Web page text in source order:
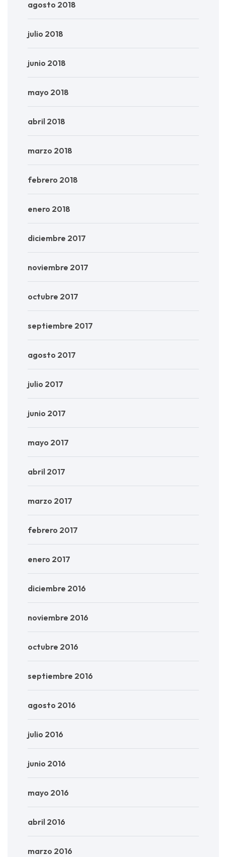
agosto 2018
julio 2018
junio 2018
mayo 2018
abril 2018
marzo 2018
febrero 2018
enero 2018
diciembre 2017
noviembre 2017
octubre 2017
septiembre 2017
agosto 2017
julio 2017
junio 2017
mayo 2017
abril 2017
marzo 2017
febrero 2017
enero 2017
diciembre 2016
noviembre 2016
octubre 2016
septiembre 2016
agosto 2016
julio 2016
junio 2016
mayo 2016
abril 2016
marzo 2016